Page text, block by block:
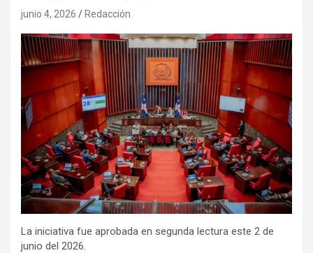
junio 4, 2026 Redacción
La iniciativa fue aprobada en segunda lectura este 2 de
junio del 2026.